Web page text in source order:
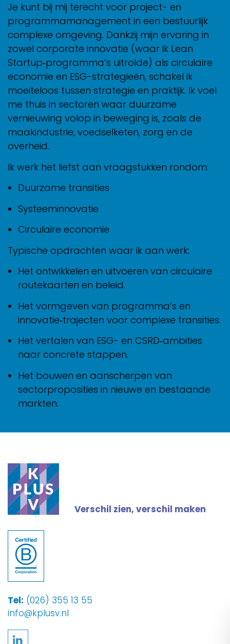
Je kunt bij mij terecht voor project- en
programmamanagement in een bestuurlijk
complexe omgeving. Dankzij mijn ervaring in
zowel corporate innovatie (waar ik Lean
Startup‑programma’s uitrolde) als circulaire
economie en ESG-strategieën, schakel ik
moeiteloos tussen strategie en praktijk. Ik voel
me thuis in sectoren waar duurzame
vernieuwing volop in beweging is, zoals de
maakindustrie, voedselketen, zorg en de
overheid.
Ik werk het liefst aan vraagstukken rondom:
Duurzame transities
Systeeminnovatie
Circulaire economie
Typische opdrachten waar ik aan werk:
Het ontwikkelen en uitvoeren van circulaire
routekaarten en beleid.
Het vormgeven van programma’s en
innovatie‑trajecten voor complexe transities.
Het vertalen van ESG- en CSRD‑ambities
naar concrete stappen.
Het bouwen en aanscherpen van
sectorproposities in nieuwe en bestaande
markten.
Verschil zien, verschil maken
Tel: (026) 355 13 55
info@kplusv.nl